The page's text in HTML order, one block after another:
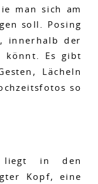
man sich am
soll. Posing
innerhalb der
könnt. Es gibt
Lächeln
so
liegt in den
Kopf, eine